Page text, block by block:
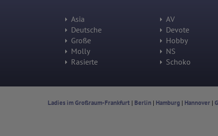
Asia AV
Deutsche
Devote
Große
Hobby
Molly
NS
Rasierte
Schoko
Ladies im Großraum-Frankfurt | Berlin| Hamburg | Hannover|